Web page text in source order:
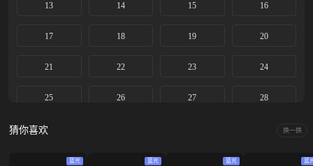
13 14 15 16
17 18 19 20
21 22 23 24
25 26 27 28
29
猜你喜欢 换一换
蓝光 蓝光 蓝光 蓝